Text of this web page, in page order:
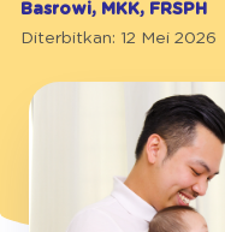
Basrowi, MKK, FRSPH
Diterbitkan: 12 Mei 2026